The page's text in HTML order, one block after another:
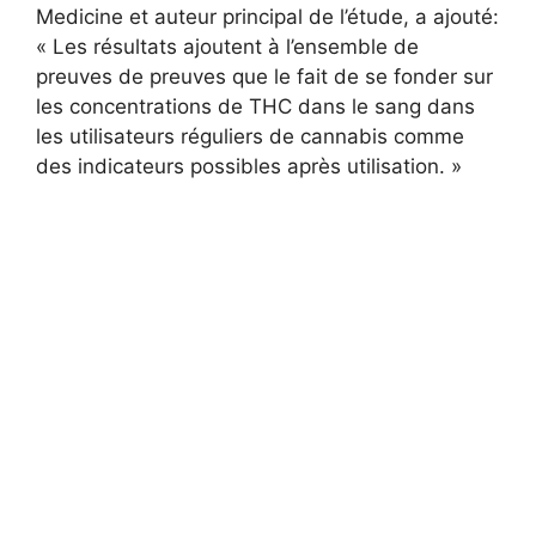
Medicine et auteur principal de l’étude, a ajouté:
« Les résultats ajoutent à l’ensemble de
preuves de preuves que le fait de se fonder sur
les concentrations de THC dans le sang dans
les utilisateurs réguliers de cannabis comme
des indicateurs possibles après utilisation. »